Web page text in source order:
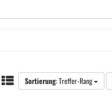
Sortierung: Treffer-Rang